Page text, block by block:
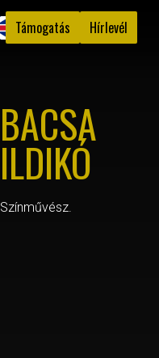
Támogatás Hírlevél
BACSA
ILDIKÓ
Színművész.